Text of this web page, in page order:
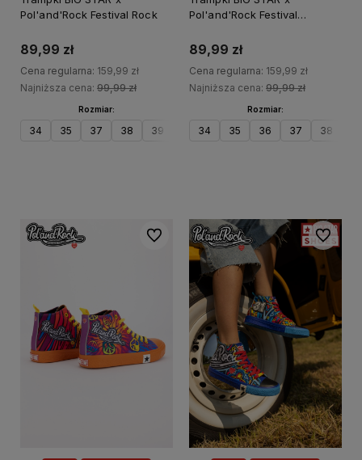
Pol'and'Rock Festival Rock
89,99 zł
Cena regularna: 159,99 zł
Najniższa cena: 99,99 zł
Rozmiar:
34 35 37 38 39
Pol'and'Rock Festival
89,99 zł
Cena regularna: 159,99 zł
Najniższa cena: 99,99 zł
Rozmiar:
34 35 36 37 38
Do ulubionych Do